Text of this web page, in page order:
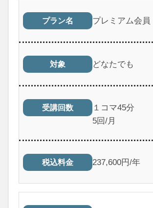
プラン名 プレミアム会員
対象 どなたでも
受講回数
１コマ45分
5回/月
税込料金 237,600円/年